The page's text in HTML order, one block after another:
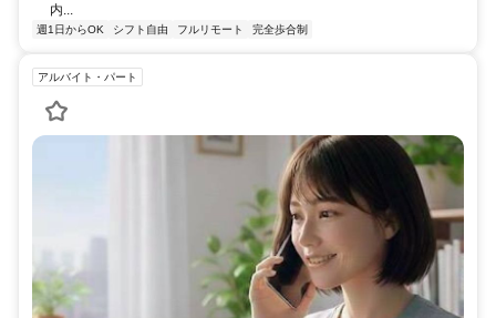
内...
週1日からOK シフト自由 フルリモート 完全歩合制
アルバイト・パート